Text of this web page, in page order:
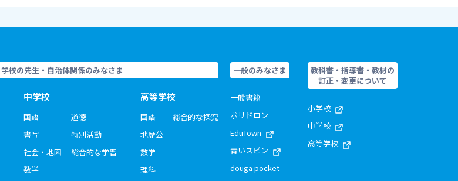
学校の先生・自治体関係のみなさま
中学校
国語
書写
社会・地図
数学
道徳
特別活動
総合的な学習
高等学校
国語
地歴公
数学
理科
総合的な探究
一般のみなさま
一般書籍
ポリドロン
EduTown
青いスピン
douga pocket
教科書・指導書・教材の
訂正・変更について
小学校
中学校
高等学校